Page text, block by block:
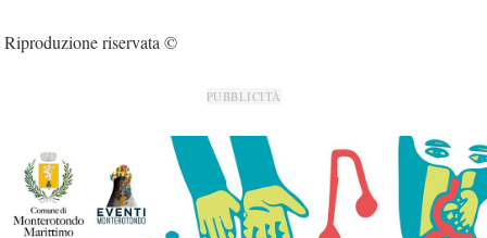
Riproduzione riservata ©
PUBBLICITÀ